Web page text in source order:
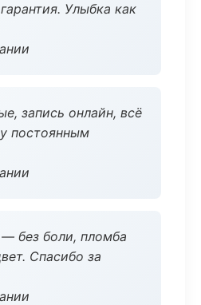
Улыбка как
запись онлайн, всё
постоянным
без боли, пломба
Спасибо за